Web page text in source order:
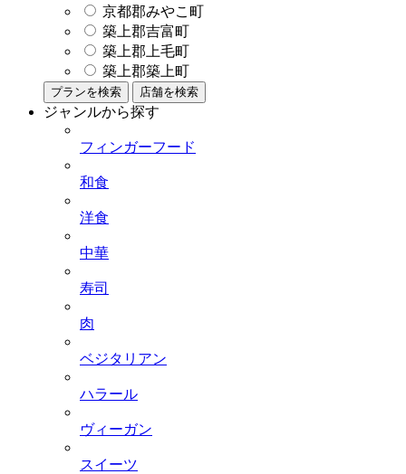
京都郡みやこ町
築上郡吉富町
築上郡上毛町
築上郡築上町
プランを検索 店舗を検索
ジャンルから探す
フィンガーフード
和食
洋食
中華
寿司
肉
ベジタリアン
ハラール
ヴィーガン
スイーツ